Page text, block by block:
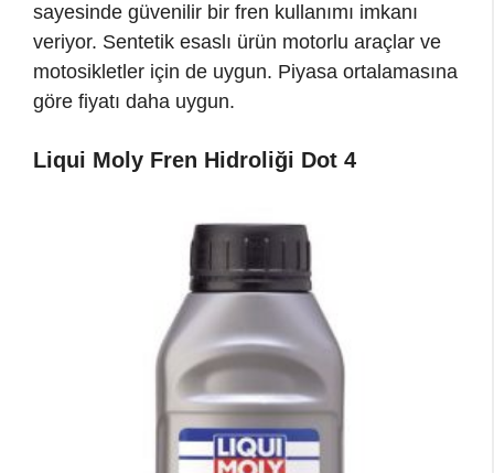
sayesinde güvenilir bir fren kullanımı imkanı
veriyor. Sentetik esaslı ürün motorlu araçlar ve
motosikletler için de uygun. Piyasa ortalamasına
göre fiyatı daha uygun.
Liqui Moly Fren Hidroliği Dot 4